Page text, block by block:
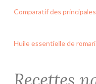
Comparatif des
Huile essentielle de
Recettes